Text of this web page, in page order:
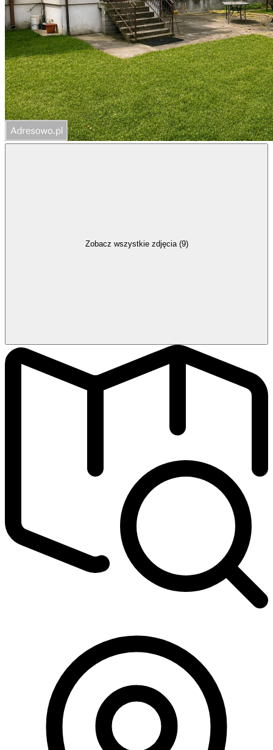
Zobacz wszystkie zdjęcia (9)